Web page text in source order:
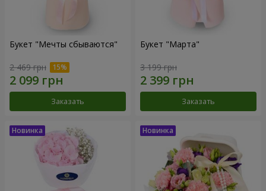
Букет "Мечты сбываются"
2 469 грн
Заказать
Букет "Марта"
3 199 грн
Заказать